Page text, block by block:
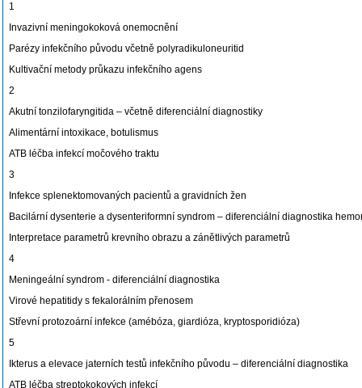
1
Invazivní meningokoková onemocnění
Parézy infekčního původu včetně polyradikuloneuritid
Kultivační metody průkazu infekčního agens
2
Akutní tonzilofaryngitida – včetně diferenciální diagnostiky
Alimentární intoxikace, botulismus
ATB léčba infekcí močového traktu
3
Infekce splenektomovaných pacientů a gravidních žen
Bacilární dysenterie a dysenteriformní syndrom – diferenciální diagnostika
Interpretace parametrů krevního obrazu a zánětlivých parametrů
4
Meningeální syndrom - diferenciální diagnostika
Virové hepatitidy s fekalorálním přenosem
Střevní protozoární infekce (amébóza, giardióza, kryptosporidióza)
5
Ikterus a elevace jaterních testů infekčního původu – diferenciální diagnostika
ATB léčba streptokokových infekcí